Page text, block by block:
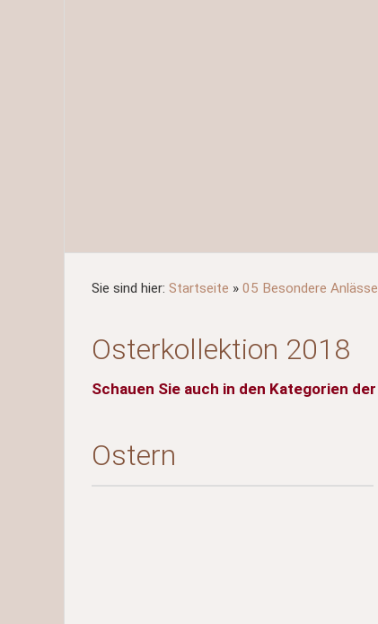
Sie sind hier: Startseite » 05 Besondere Anlässe
Osterkollektion 2018
Schauen Sie auch in den Kategorien der
Ostern